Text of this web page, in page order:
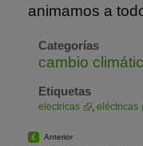
animamos a
Categorías
cambio
Etiquetas
electricas , eléctricas
Anterior